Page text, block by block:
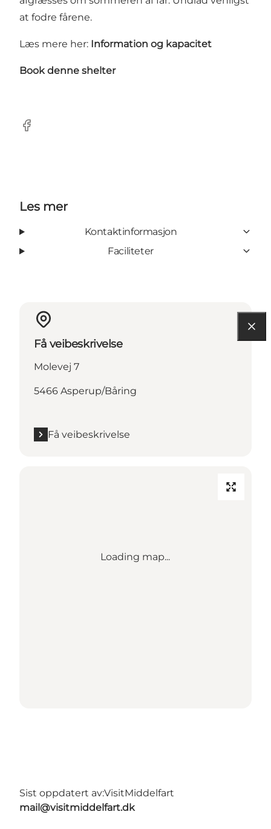
at fodre fårene.
Læs mere her: Information og kapacitet
Book denne shelter
Facebook
Les mer
Kontaktinformasjon
Faciliteter
Få veibeskrivelse
Molevej 7
5466 Asperup/Båring
Få veibeskrivelse
Loading map...
Sist oppdatert av:VisitMiddelfart
mail@visitmiddelfart.dk